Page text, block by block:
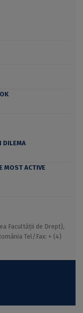
DILEMA
MOST ACTIVE
Facultății de Drept),
Tel/Fax: + (4)